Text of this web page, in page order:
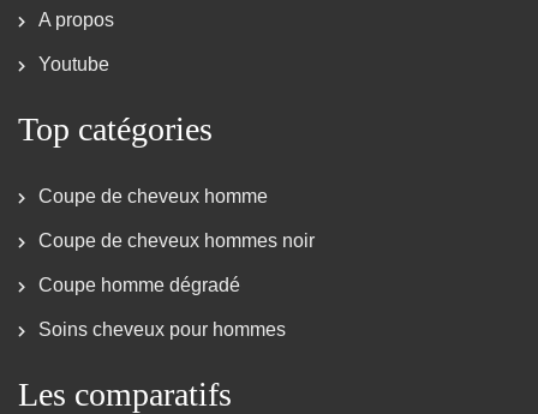
A propos
Youtube
Top catégories
Coupe de cheveux homme
Coupe de cheveux hommes noir
Coupe homme dégradé
Soins cheveux pour hommes
Les comparatifs